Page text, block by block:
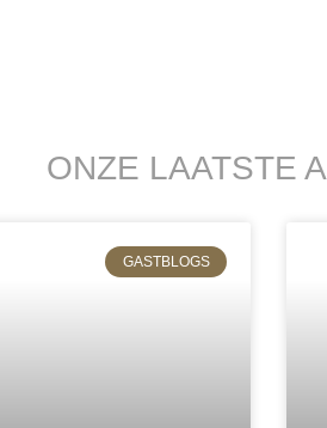
ONZE LAATSTE
GASTBLOGS